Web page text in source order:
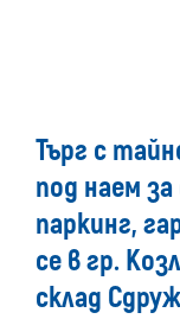
Търг с
под наем
паркинг,
се в гр.
склад